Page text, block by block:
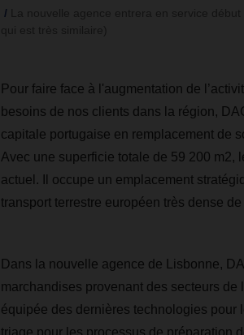
Pour faire face à l'augmentation de
besoins de nos clients dans la région,
capitale portugaise en remplacement de
Avec une superficie totale de 59 200 m2,
actuel. Il occupe un emplacement
transport terrestre européen très dense
Dans la nouvelle agence de Lisbonne,
marchandises provenant des secteurs
équipée des dernières technologies pour
triage pour les processus de préparation